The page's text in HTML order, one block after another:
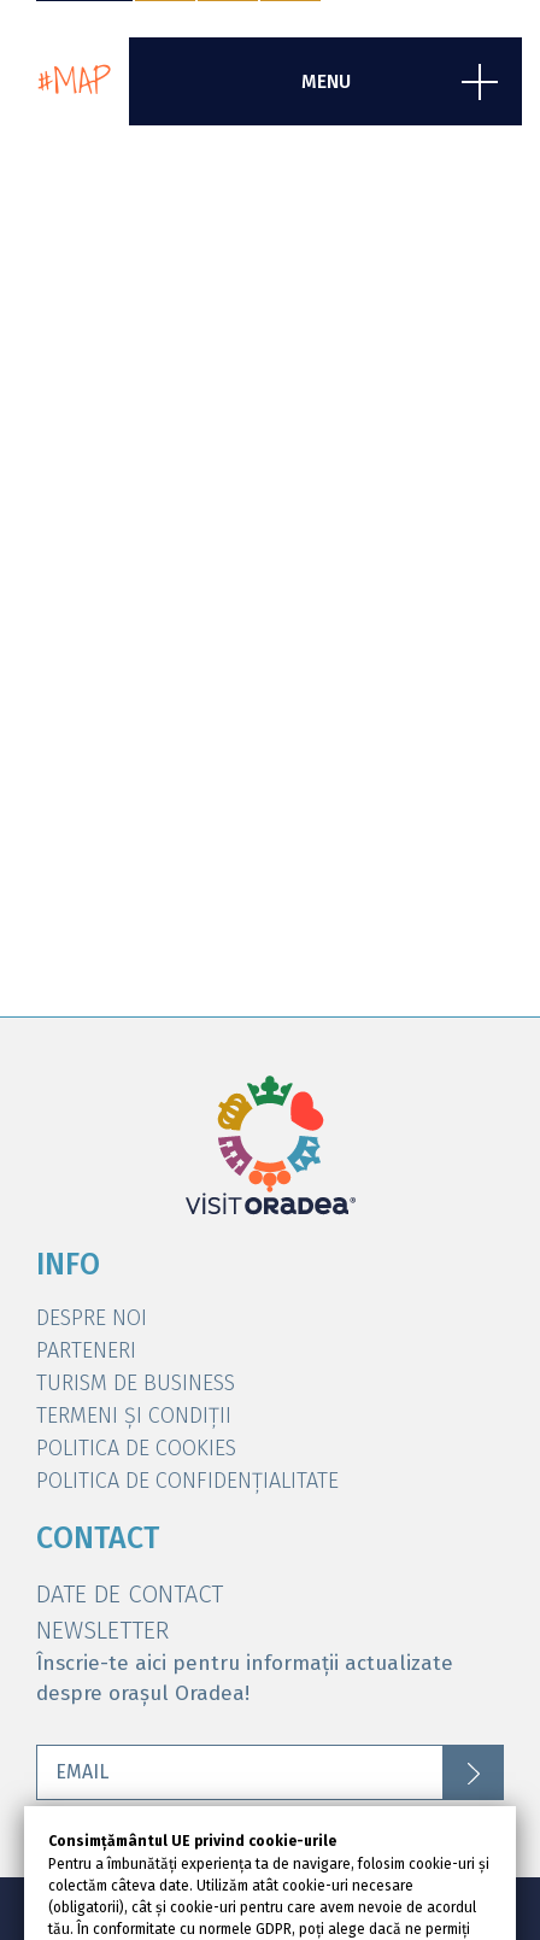
Consimțământul UE privind cookie-urile
Pentru a îmbunătăți experiența ta de navigare, folosim cookie-uri și
colectăm câteva date. Utilizăm atât cookie-uri necesare
(obligatorii), cât și cookie-uri pentru care avem nevoie de acordul
tău. În conformitate cu normele GDPR, poți alege dacă ne permiți
#MAP MENU
INFO
DESPRE NOI
PARTENERI
TURISM DE BUSINESS
TERMENI ȘI CONDIȚII
POLITICA DE COOKIES
POLITICA DE CONFIDENȚIALITATE
CONTACT
DATE DE CONTACT
NEWSLETTER
Înscrie-te aici pentru informații actualizate
despre orașul Oradea!
© Visit Oradea @ 2020